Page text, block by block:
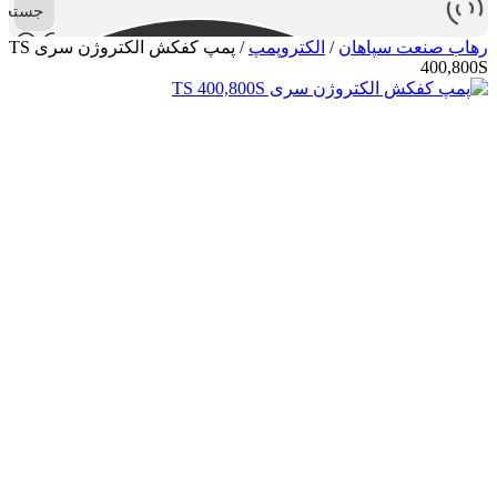
رهاب صنعت سپاهان / الکتروپمپ /
پمپ کفکش الکتروژن سری TS
400,800S